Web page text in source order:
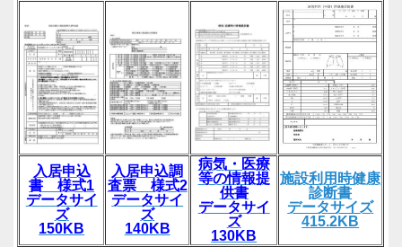
入居申込
書 様式1
データサイ
ズ
150KB
入居申込調
査票 様式2
データサイ
ズ
140KB
病気・医療
等の情報提
供書
データサイ
ズ
130KB
施設利用時健康
診断書
データサイズ
415.2KB